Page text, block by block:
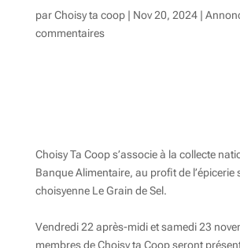
parChoisy ta coop| Nov 20, 2024|
commentaires
Choisy Ta Coop s’associe à la collecte
Banque Alimentaire, au profit de l’épicerie
choisyenne Le Grain de Sel.
Vendredi 22 après-midi et samedi 23
membres de Choisy ta Coop seront